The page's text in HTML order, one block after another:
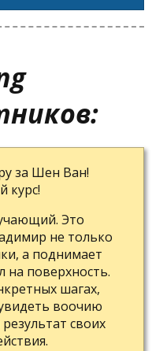
за Шен Ван!
курс!
Это
не только
а поднимает
на поверхность.
шагах,
воочию
своих